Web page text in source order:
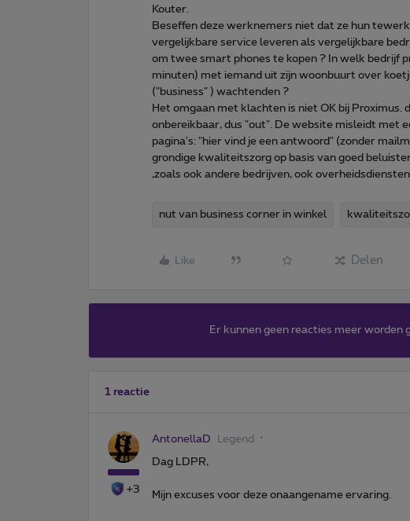
Kouter.
Beseffen deze werknemers niet dat ze hun
vergelijkbare service leveren als vergelijkbare
om twee smart phones te kopen ? In welk bedrijf
minuten) met iemand uit zijn woonbuurt over
("business" ) wachtenden ?
Het omgaan met klachten is niet OK bij Proximus.
onbereikbaar, dus "out". De website misleidt met
pagina's: "hier vind je een antwoord" (zonder
grondige kwaliteitszorg op basis van goed
,zoals ook andere bedrijven, ook
nut van business corner in winkel
Like Delen
Er kunnen geen reacties meer worden
1 reactie
+3
AntonellaD Legend
Dag LDPR,
Mijn excuses voor deze onaangename ervaring.